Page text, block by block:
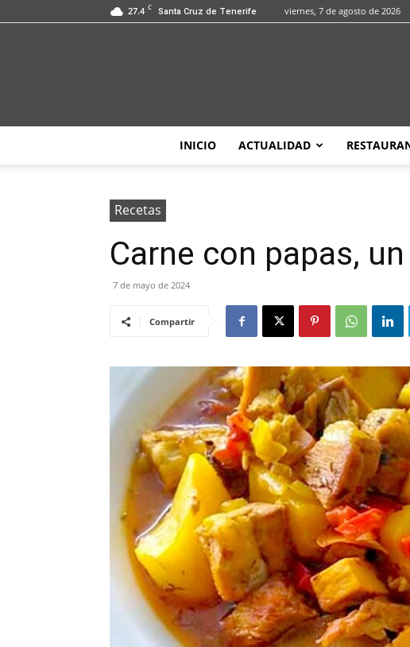
27.4 C Santa Cruz de Tenerife viernes, 7 de agosto de 2026
INICIO ACTUALIDAD
Recetas
Carne con papas,
7 de mayo de 2024
Compartir